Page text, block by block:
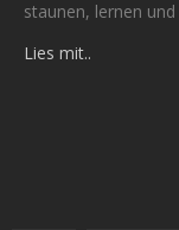
staunen, lernen
Lies mit..